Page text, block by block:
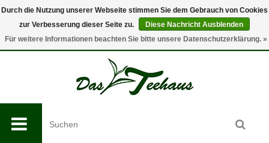
0
Durch die Nutzung unserer Webseite stimmen Sie dem Gebrauch von Cookies
zur Verbesserung dieser Seite zu.
Diese Nachricht Ausblenden
Für weitere Informationen beachten Sie bitte unsere Datenschutzerklärung. »